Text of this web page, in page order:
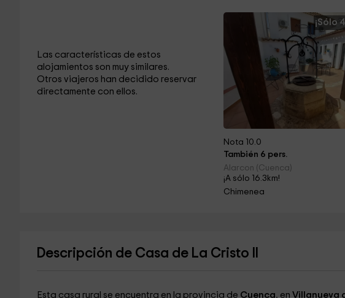
Las características de estos
alojamientos son muy similares.
Otros viajeros han decidido reservar
directamente con ellos.
¡Sólo
Nota 10.0
También 6 pers.
Alarcon (Cuenca)
¡A sólo 16.3km!
Chimenea
Descripción de Casa de La Cristo II
Esta casa rural se encuentra en la provincia de Cuenca, en Villanueva